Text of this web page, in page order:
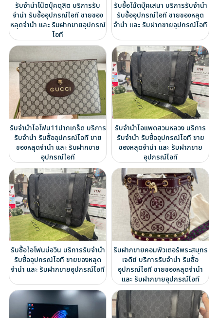
รับจำนำโน๊ตบุ๊คดุสิต บริการรับ
จำนำ รับซื้ออุปกรณ์ไอที ขายของ
หลุดจำนำ และ รับฝากขายอุปกรณ์
ไอที
รับซื้อโน๊ตบุ๊คเสนา บริการรับจำนำ
รับซื้ออุปกรณ์ไอที ขายของหลุด
จำนำ และ รับฝากขายอุปกรณ์ไอที
รับจำนำไอโฟน11ปากเกร็ด บริการ
รับจำนำ รับซื้ออุปกรณ์ไอที ขาย
ของหลุดจำนำ และ รับฝากขาย
อุปกรณ์ไอที
รับจำนำไอแพดสวนหลวง บริการ
รับจำนำ รับซื้ออุปกรณ์ไอที ขาย
ของหลุดจำนำ และ รับฝากขาย
อุปกรณ์ไอที
รับซื้อไอโฟนบ่อวิน บริการรับจำนำ
รับซื้ออุปกรณ์ไอที ขายของหลุด
จำนำ และ รับฝากขายอุปกรณ์ไอที
รับฝากขายคอมพิวเตอร์พระสมุทร
เจดีย์ บริการรับจำนำ รับซื้อ
อุปกรณ์ไอที ขายของหลุดจำนำ
และ รับฝากขายอุปกรณ์ไอที